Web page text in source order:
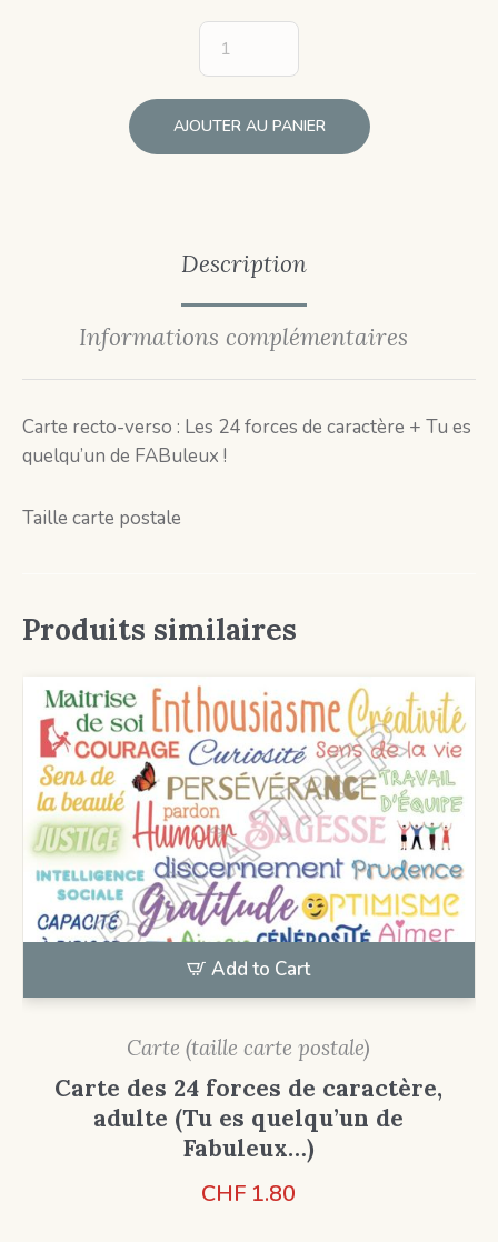
AJOUTER AU PANIER
Description
Informations complémentaires
Carte recto-verso : Les 24 forces de caractère + Tu es
quelqu’un de FABuleux !
Taille carte postale
Produits similaires
Add to Cart
Carte (taille carte postale)
Carte des 24 forces de caractère,
adulte (Tu es quelqu’un de
Fabuleux…)
CHF 1.80